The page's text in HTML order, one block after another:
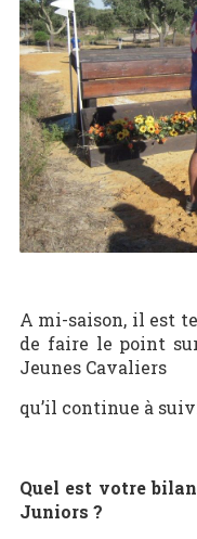
A mi-saison, il est
de faire le point
Jeunes Cavaliers
qu’il continue à
Quel est votre
Juniors ?